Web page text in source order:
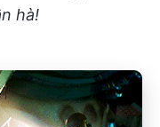
hà!